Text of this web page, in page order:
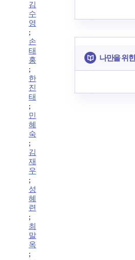
김
수
영
;
손
태
홍
;
한
진
태
;
민
혜
숙
;
김
재
우
;
성
혜
련
;
최
말
옥
;
나만을 위